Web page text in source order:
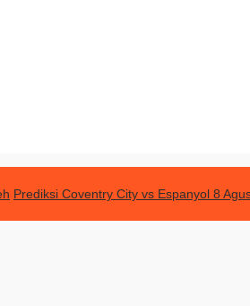
Prediksi Coventry City vs Espanyol 8